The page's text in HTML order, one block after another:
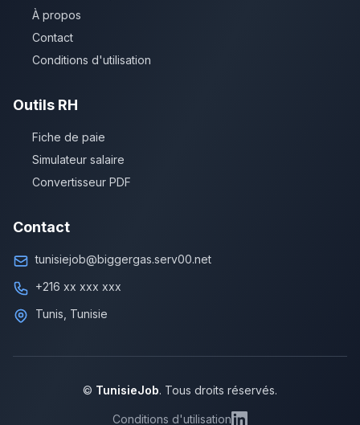
À propos
Contact
Conditions d'utilisation
Outils RH
Fiche de paie
Simulateur salaire
Convertisseur PDF
Contact
tunisiejob@biggergas.serv00.net
+216 xx xxx xxx
Tunis, Tunisie
© TunisieJob. Tous droits réservés.
Conditions d'utilisation